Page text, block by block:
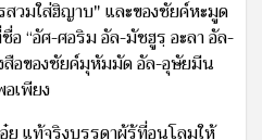
วมใส่ฮิญาบ" และของชัยค์หะมูด
“อัศ-ศอริม อัล-มัชฮูรฺ อะลา อัล-
อของชัยค์มุหัมมัด อัล-อุษัยมีน
เพียง
ย แท้จริงบรรดาผู้รู้ที่อนุโลมให้